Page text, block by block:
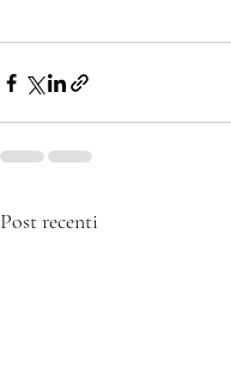
Post recenti